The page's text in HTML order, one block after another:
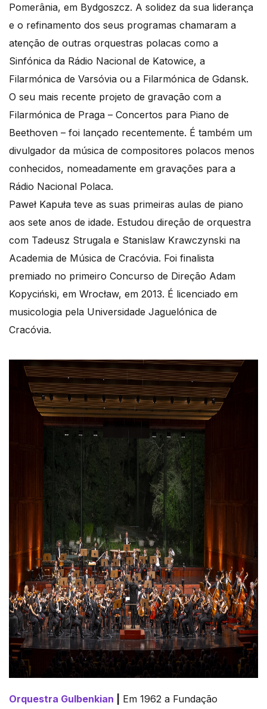
Pomerânia, em Bydgoszcz. A solidez da sua liderança
e o refinamento dos seus programas chamaram a
atenção de outras orquestras polacas como a
Sinfónica da Rádio Nacional de Katowice, a
Filarmónica de Varsóvia ou a Filarmónica de Gdansk.
O seu mais recente projeto de gravação com a
Filarmónica de Praga – Concertos para Piano de
Beethoven – foi lançado recentemente. É também um
divulgador da música de compositores polacos menos
conhecidos, nomeadamente em gravações para a
Rádio Nacional Polaca.
Paweł Kapuła teve as suas primeiras aulas de piano
aos sete anos de idade. Estudou direção de orquestra
com Tadeusz Strugala e Stanislaw Krawczynski na
Academia de Música de Cracóvia. Foi finalista
premiado no primeiro Concurso de Direção Adam
Kopyciński, em Wrocław, em 2013. É licenciado em
musicologia pela Universidade Jaguelónica de
Cracóvia.
Orquestra Gulbenkian Em 1962 a Fundação